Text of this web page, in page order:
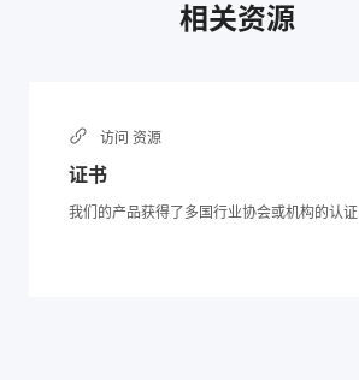
相关资源
访问 资源
证书
我们的产品获得了多国行业协会或机构的认证